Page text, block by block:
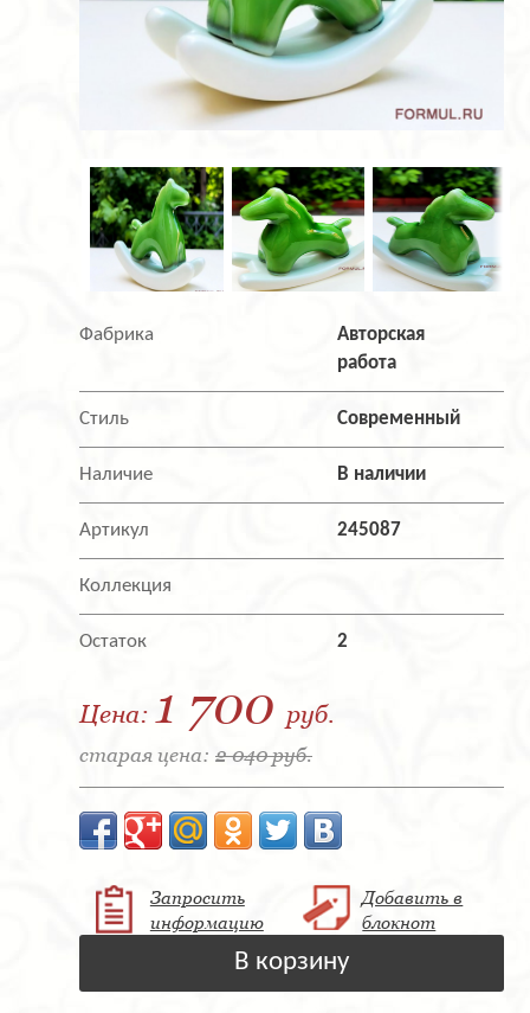
Фабрика
Авторская
работа
Стиль Современный
Наличие В наличии
Артикул 245087
Коллекция
Остаток 2
Цена: 1 700 руб.
старая цена: 2 040 руб.
Запросить
информацию
Добавить в
блокнот
В корзину